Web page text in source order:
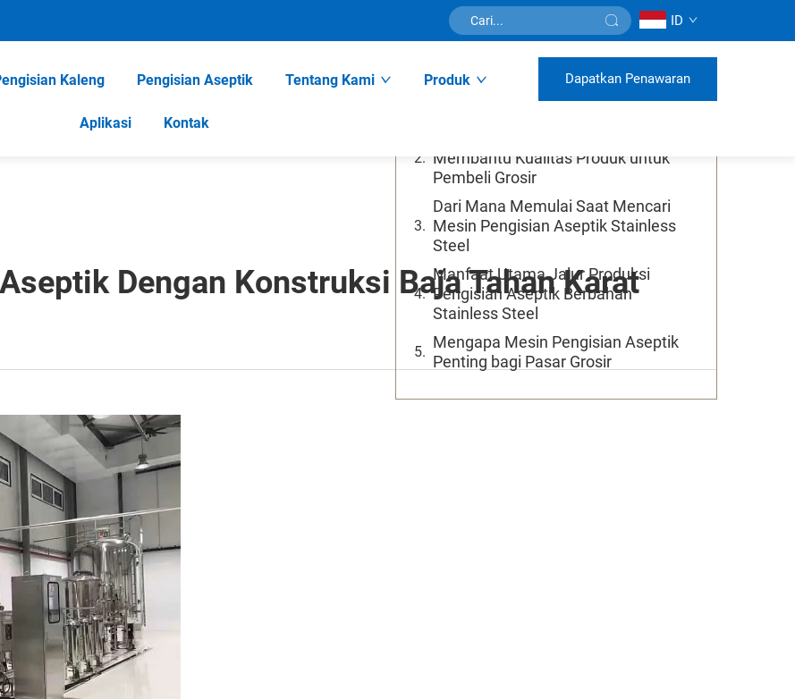
ID
Kaleng Pengisian Aseptik Tentang Kami Produk
Aplikasi Kontak
Dapatkan Penawaran
Dengan Konstruksi Baja Tahan Karat
Daftar Isi
Apa yang Membuat Konstruksi dari
Membantu Kualitas Produk untuk
Pembeli Grosir
Dari Mana Memulai Saat Mencari
Mesin Pengisian Aseptik Stainless
Steel
Manfaat Utama Jalur Produksi
Pengisian Aseptik Berbahan
Stainless Steel
Mengapa Mesin Pengisian Aseptik
Penting bagi Pasar Grosir